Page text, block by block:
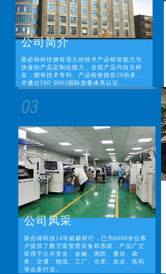
公司简介
斯必得科技拥有强大的技术产品研发能力与
快速的产品定制化能力，全线产品均自主研
发，拥有技术专利、产品检验报告29份多，
并通过ISO 9001国际质量体系认证。
公司风采
斯必得科技14年砥砺前行，已为6000余位客
户提供了数万套智慧设备和系统，产品广泛
应用于公共安全、金融、国防、通信、政
务、交通、物流、工厂、仓库、农业、医药
等众多行业。